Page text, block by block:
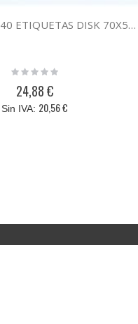
Dymo S0722440 ETIQUETAS DISK 70X54MM ROLLO 320
Rating:
24,88 €
20,56 €